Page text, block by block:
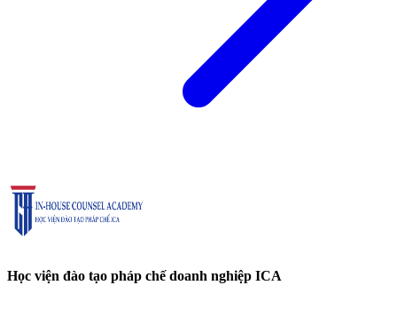
Học viện đào tạo pháp chế doanh nghiệp ICA